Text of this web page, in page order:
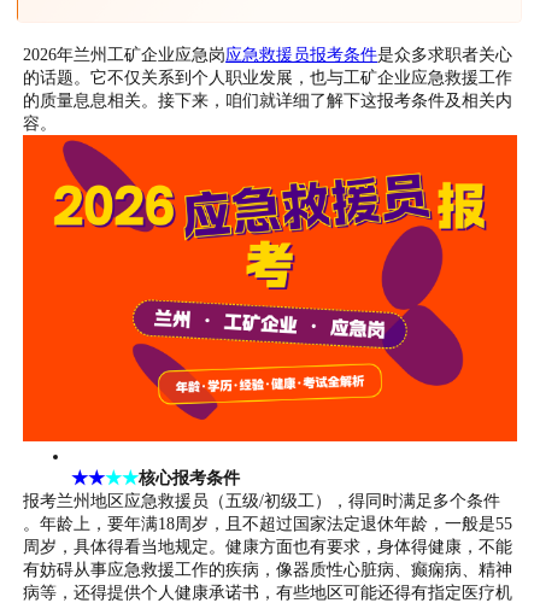
2026年兰州工矿企业应急岗应急救援员报考条件是众多求职者关心
的话题。它不仅关系到个人职业发展，也与工矿企业应急救援工作
的质量息息相关。接下来，咱们就详细了解下这报考条件及相关内
容。
★★★★核心报考条件
报考兰州地区应急救援员（五级/初级工），得同时满足多个条件
。年龄上，要年满18周岁，且不超过国家法定退休年龄，一般是55
周岁，具体得看当地规定。健康方面也有要求，身体得健康，不能
有妨碍从事应急救援工作的疾病，像器质性心脏病、癫痫病、精神
病等，还得提供个人健康承诺书，有些地区可能还得有指定医疗机